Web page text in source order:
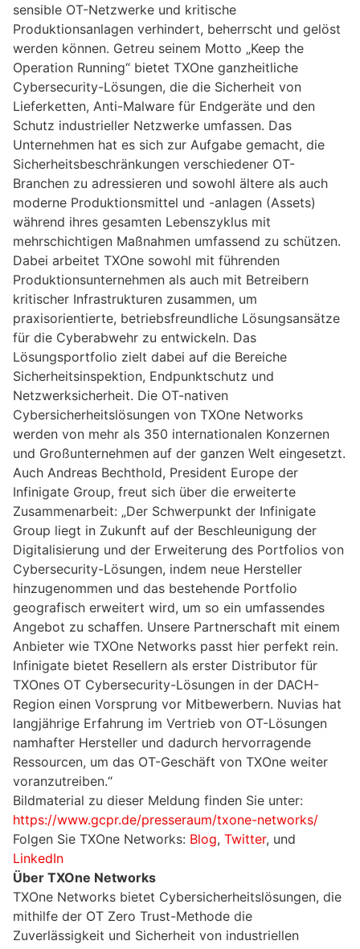
sensible OT-Netzwerke und kritische
Produktionsanlagen verhindert, beherrscht und gelöst
werden können. Getreu seinem Motto „Keep the
Operation Running“ bietet TXOne ganzheitliche
Cybersecurity-Lösungen, die die Sicherheit von
Lieferketten, Anti-Malware für Endgeräte und den
Schutz industrieller Netzwerke umfassen. Das
Unternehmen hat es sich zur Aufgabe gemacht, die
Sicherheitsbeschränkungen verschiedener OT-
Branchen zu adressieren und sowohl ältere als auch
moderne Produktionsmittel und -anlagen (Assets)
während ihres gesamten Lebenszyklus mit
mehrschichtigen Maßnahmen umfassend zu schützen.
Dabei arbeitet TXOne sowohl mit führenden
Produktionsunternehmen als auch mit Betreibern
kritischer Infrastrukturen zusammen, um
praxisorientierte, betriebsfreundliche Lösungsansätze
für die Cyberabwehr zu entwickeln. Das
Lösungsportfolio zielt dabei auf die Bereiche
Sicherheitsinspektion, Endpunktschutz und
Netzwerksicherheit. Die OT-nativen
Cybersicherheitslösungen von TXOne Networks
werden von mehr als 350 internationalen Konzernen
und Großunternehmen auf der ganzen Welt eingesetzt.
Auch Andreas Bechthold, President Europe der
Infinigate Group, freut sich über die erweiterte
Zusammenarbeit: „Der Schwerpunkt der Infinigate
Group liegt in Zukunft auf der Beschleunigung der
Digitalisierung und der Erweiterung des Portfolios von
Cybersecurity-Lösungen, indem neue Hersteller
hinzugenommen und das bestehende Portfolio
geografisch erweitert wird, um so ein umfassendes
Angebot zu schaffen. Unsere Partnerschaft mit einem
Anbieter wie TXOne Networks passt hier perfekt rein.
Infinigate bietet Resellern als erster Distributor für
TXOnes OT Cybersecurity-Lösungen in der DACH-
Region einen Vorsprung vor Mitbewerbern. Nuvias hat
langjährige Erfahrung im Vertrieb von OT-Lösungen
namhafter Hersteller und dadurch hervorragende
Ressourcen, um das OT-Geschäft von TXOne weiter
voranzutreiben.“
Bildmaterial zu dieser Meldung finden Sie unter:
https://www.gcpr.de/presseraum/txone-networks/
Folgen Sie TXOne Networks: Blog, Twitter, und
LinkedIn
Über TXOne Networks
TXOne Networks bietet Cybersicherheitslösungen, die
mithilfe der OT Zero Trust-Methode die
Zuverlässigkeit und Sicherheit von industriellen